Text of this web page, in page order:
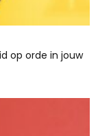
op orde in jouw